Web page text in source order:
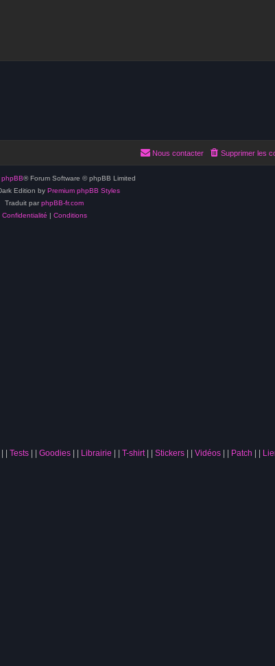
Supprimer les
Nous contacter
phpBB® Forum Software © phpBB Limited
Edition by Premium phpBB Styles
Traduit par phpBB-fr.com
Confidentialité | Conditions
| Tests | Goodies | Librairie | T-shirt | Stickers | Vidéos | Patch |